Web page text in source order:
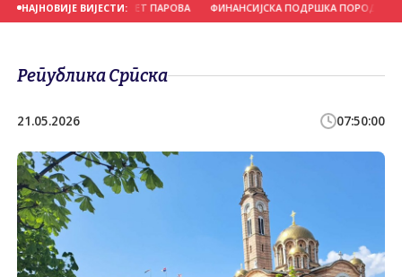
НАЈНОВИЈЕ ВИЈЕСТИ:
ВЈЕНЧАЊУ ДЕВЕТ ПАРОВА ФИНАНСИЈСКА ПОДРШКА ПОРОДИЦИ И
Република Српска
21.05.2026 07:50:00